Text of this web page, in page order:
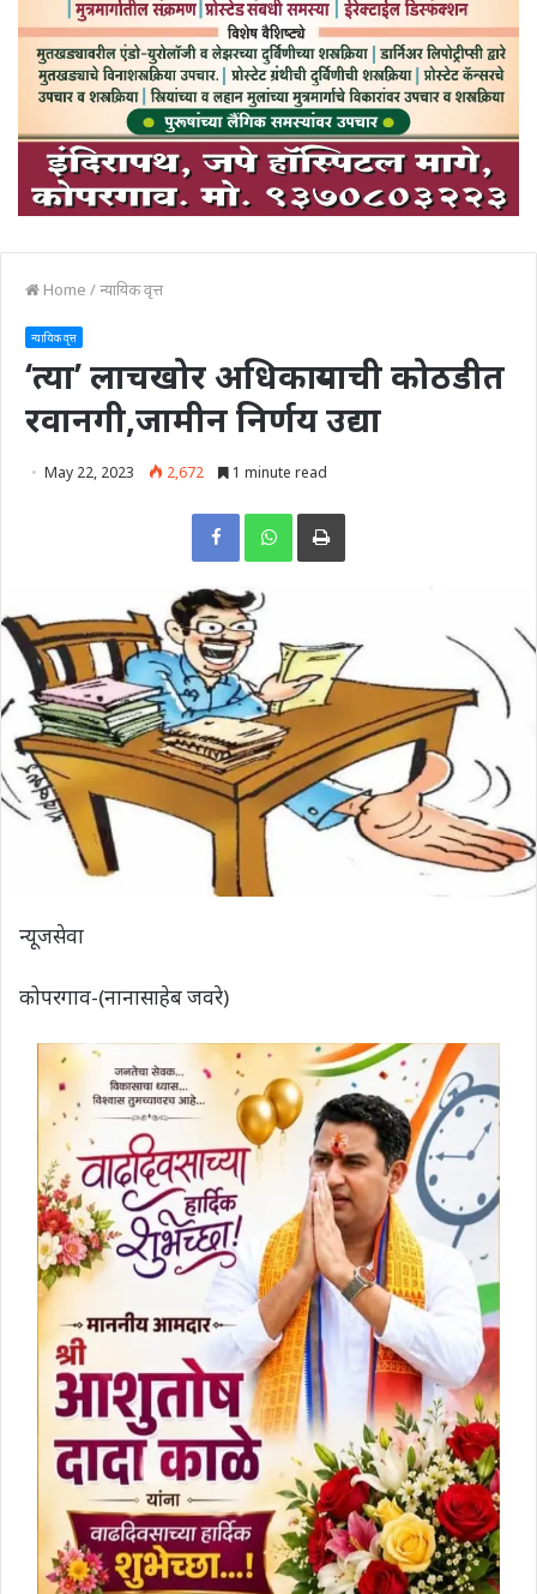
Home /न्यायिक वृत्त
न्यायिक वृत्त
‘त्या’ लाचखोर अधिकाऱ्याची कोठडीत
रवानगी,जामीन निर्णय उद्या
May 22, 2023 2,672 1 minute read
Print
न्यूजसेवा
कोपरगाव-(नानासाहेब जवरे)